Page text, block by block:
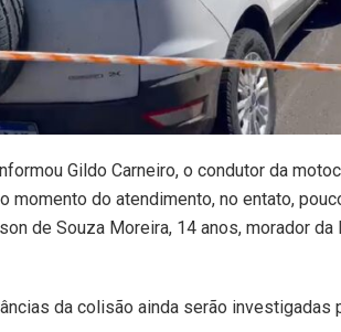
Gildo Carneiro, o condutor da
momento do atendimento, no entato,
de Souza Moreira, 14 anos, morador da
da colisão ainda serão investigadas